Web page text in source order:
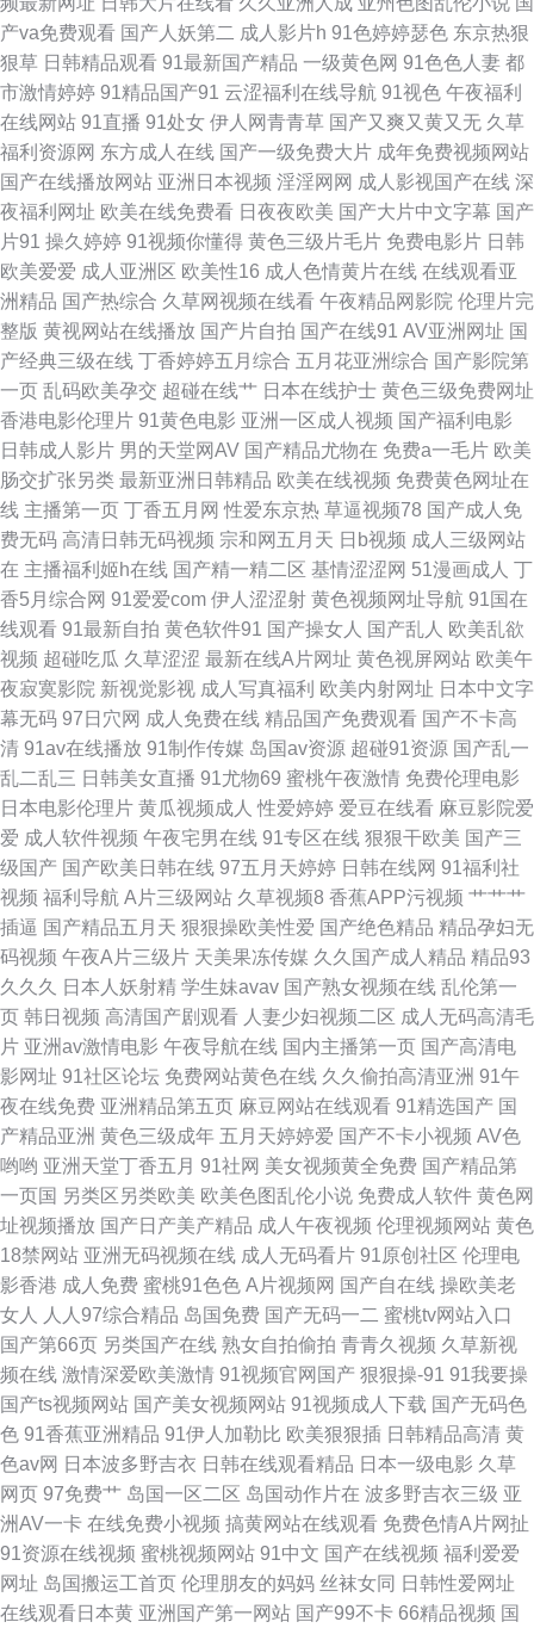
福利网站视频在线91 91福利微拍导航 久久99这里只有精品 91黄在线观看秘
片 欧美日韩国产成人 97在线资源站 香蕉网久久伊人狼在线 久久性爱 性爱福
利 毛片在线网 91日日韩 午夜福利合集一区观看 国产成人片 51福利吧 黄色
人人操B 国产黄色在线精品 51视频在线观看 www五月天丁香社区 91激情乱
伦 91大神操逼视频 欧美sss 91原创大神在线地址 色五月麻豆婷婷 福利成人
91社区视频 五月天最新网址 欧美性爱视讯一区 极品五月花综合 成人性爱午
夜福利网 69草综合 久久熟女国产精品 91深夜熟妇视频 香蕉视频色片 精东
ab 91视频网站精选大全 日韩中文字幕 大香蕉精品伊人 影音先锋中文字幕无
码 久草免费资源 四虎影视的毛片 亚洲天堂久久在线 欧日韩成人在线视频 国
产aa网站 91福利高清 欧美好色综合区 97做爱视频 手机在线观看殴美三 国
产精品污 91豆花永久视频完整 四虎sp 内射人妖 www日插com 91AV夫妻 欧
洲视频 东方四虎日剧网 51导航 色综合欧美 麻豆51 AV之家 久久国产精品福
利色欲 欧美成人日韩 国产资源网 91免费国 日韩种子天堂 国产专区免费福利
网 91视频站 色色六月天 福力社老司机 91超碰丁香 婷婷超碰 精品久久中文
人妻免费 wwwsss欧美 一本一道NV高清 久久爱九九 91视频在线观看最新 午
夜黄色影院 久草国产精品 91网站免费 91AV福利在线 欧美女女 AV福利网址
亚洲精品福利午夜导航 九九久久视频 91视频在线免费观看 久久黄色小视频
91大神啪视频 欧美日韩激情四射 91逼在线 91传媒在线观收看 欧美人妖淫乱
成人专区 wwwsss黄色电影 在线观看小视频 老牛福利资源网 美女总站 成人
综合色区 91色男人 亚洲97成人 老湿机福利看片 成人亚洲欧美网 91NAv影
视大全 日韩性生活一级大片 国产福利91自啪
产va免费观看 国产人妖第二 成人影片h 91色婷婷瑟色 东京热狠
狠草 日韩精品观看 91最新国产精品 一级黄色网 91色色人妻 都
市激情婷婷 91精品国产91 云涩福利在线导航 91视色 午夜福利
在线网站 91直播 91处女 伊人网青青草 国产又爽又黄又无 久草
福利资源网 东方成人在线 国产一级免费大片 成年免费视频网站
国产在线播放网站 亚洲日本视频 淫淫网网 成人影视国产在线 深
夜福利网址 欧美在线免费看 日夜夜欧美 国产大片中文字幕 国产
片91 操久婷婷 91视频你懂得 黄色三级片毛片 免费电影片 日韩
欧美爱爱 成人亚洲区 欧美性16 成人色情黄片在线 在线观看亚
洲精品 国产热综合 久草网视频在线看 午夜精品网影院 伦理片完
整版 黄视网站在线播放 国产片自拍 国产在线91 AV亚洲网址 国
产经典三级在线 丁香婷婷五月综合 五月花亚洲综合 国产影院第
一页 乱码欧美孕交 超碰在线艹 日本在线护士 黄色三级免费网址
香港电影伦理片 91黄色电影 亚洲一区成人视频 国产福利电影
日韩成人影片 男的天堂网AV 国产精品尤物在 免费a一毛片 欧美
肠交扩张另类 最新亚洲日韩精品 欧美在线视频 免费黄色网址在
线 主播第一页 丁香五月网 性爱东京热 草逼视频78 国产成人免
费无码 高清日韩无码视频 宗和网五月天 日b视频 成人三级网站
在 主播福利姬h在线 国产精一精二区 基情涩涩网 51漫画成人 丁
香5月综合网 91爱爱com 伊人涩涩射 黄色视频网址导航 91国在
线观看 91最新自拍 黄色软件91 国产操女人 国产乱人 欧美乱欲
视频 超碰吃瓜 久草涩涩 最新在线A片网址 黄色视屏网站 欧美午
夜寂寞影院 新视觉影视 成人写真福利 欧美内射网址 日本中文字
幕无码 97日穴网 成人免费在线 精品国产免费观看 国产不卡高
清 91av在线播放 91制作传媒 岛国av资源 超碰91资源 国产乱一
乱二乱三 日韩美女直播 91尤物69 蜜桃午夜激情 免费伦理电影
日本电影伦理片 黄瓜视频成人 性爱婷婷 爱豆在线看 麻豆影院爱
爱 成人软件视频 午夜宅男在线 91专区在线 狠狠干欧美 国产三
级国产 国产欧美日韩在线 97五月天婷婷 日韩在线网 91福利社
视频 福利导航 A片三级网站 久草视频8 香蕉APP污视频 艹艹艹
插逼 国产精品五月天 狠狠操欧美性爱 国产绝色精品 精品孕妇无
码视频 午夜A片三级片 天美果冻传媒 久久国产成人精品 精品93
久久久
日本人妖射精 学生妹avav 国产熟女视频在线 乱伦第一
页 韩日视频 高清国产剧观看 人妻少妇视频二区 成人无码高清毛
片 亚洲av激情电影 午夜导航在线 国内主播第一页 国产高清电
影网址 91社区论坛 免费网站黄色在线 久久偷拍高清亚洲 91午
夜在线免费 亚洲精品第五页 麻豆网站在线观看 91精选国产 国
产精品亚洲 黄色三级成年 五月天婷婷爱 国产不卡小视频 AV色
哟哟 亚洲天堂丁香五月 91社网 美女视频黄全免费 国产精品第
一页国 另类区另类欧美 欧美色图乱伦小说 免费成人软件 黄色网
址视频播放 国产日产美产精品 成人午夜视频 伦理视频网站 黄色
18禁网站 亚洲无码视频在线 成人无码看片 91原创社区 伦理电
影香港 成人免费 蜜桃91色色 A片视频网 国产自在线 操欧美老
女人
人人97综合精品 岛国免费 国产无码一二 蜜桃tv网站入口
国产第66页 另类国产在线 熟女自拍偷拍 青青久视频 久草新视
频在线 激情深爱欧美激情 91视频官网国产 狠狠操-91 91我要操
国产ts视频网站 国产美女视频网站 91视频成人下载 国产无码色
色 91香蕉亚洲精品 91伊人加勒比 欧美狠狠插 日韩精品高清 黄
色av网 日本波多野吉衣 日韩在线观看精品 日本一级电影 久草
网页 97免费艹 岛国一区二区 岛国动作片在 波多野吉衣三级 亚
洲AV一卡 在线免费小视频 搞黄网站在线观看 免费色情A片网扯
91资源在线视频 蜜桃视频网站 91中文 国产在线视频 福利爱爱
网址 岛国搬运工首页 伦理朋友的妈妈 丝袜女同 日韩性爱网址
在线观看日本黄 亚洲国产第一网站 国产99不卡 66精品视频 国